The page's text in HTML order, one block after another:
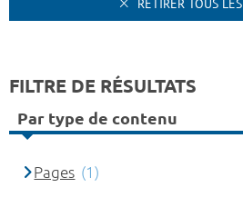
RETIRER TOUS
FILTRE DE RÉSULTATS
Par type de contenu
Pages (1)